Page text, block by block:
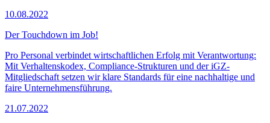
10.08.2022
Der Touchdown im Job!
Pro Personal verbindet wirtschaftlichen Erfolg mit Verantwortung:
Mit Verhaltenskodex, Compliance-Strukturen und der iGZ-
Mitgliedschaft setzen wir klare Standards für eine nachhaltige und
faire Unternehmensführung.
21.07.2022